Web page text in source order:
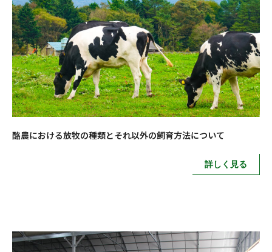
酪農における放牧の種類とそれ以外の飼育方法について
詳しく見る